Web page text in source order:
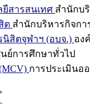
สารสนเทศ สำนักบ
ต สำนักบริหารกิจกา
สิตจุฬาฯ (อบจ.) อง
ย์การศึกษาทั่วไป
การประเมินอ